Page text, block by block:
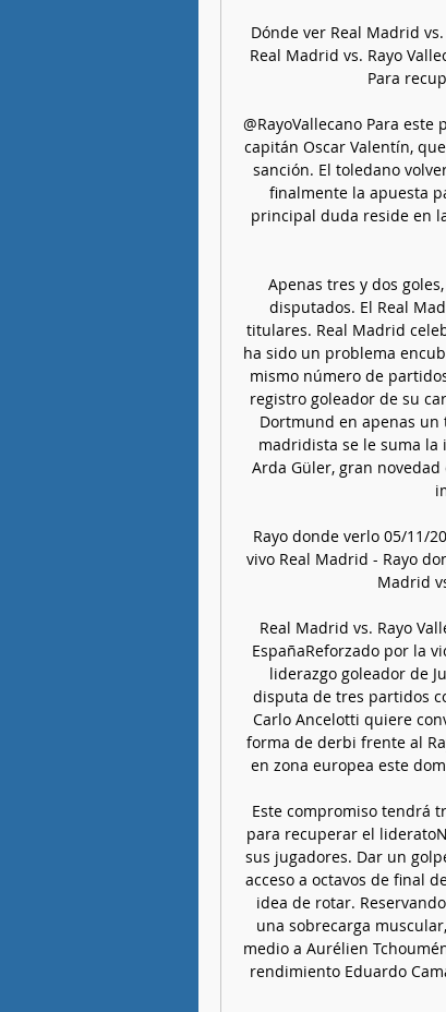
Dónde ver Real Madrid
Real Madrid vs. Rayo
Para
@RayoVallecano Para
capitán Oscar Valentín,
sanción. El toledano
finalmente la apuesta
principal duda reside en
Apenas tres y dos
disputados. El Real
titulares. Real Madrid
ha sido un problema
mismo número de
registro goleador de su
Dortmund en apenas un
madridista se le suma
Arda Güler, gran
Rayo donde verlo 05/11/
vivo Real Madrid - Rayo
Madrid
Real Madrid vs. Rayo
EspañaReforzado por la
liderazgo goleador de
disputa de tres partidos
Carlo Ancelotti quiere
forma de derbi frente al
en zona europea este
Este compromiso tendrá
para recuperar el
sus jugadores. Dar un
acceso a octavos de final
idea de rotar.
una sobrecarga
medio a Aurélien
rendimiento Eduardo